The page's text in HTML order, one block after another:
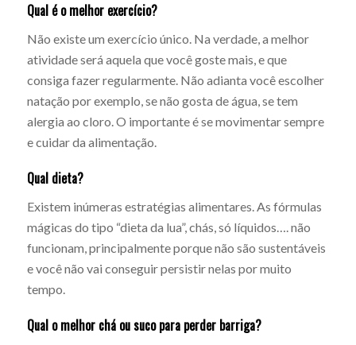
Qual é o melhor exercício?
Não existe um exercício único. Na verdade, a melhor
atividade será aquela que você goste mais, e que
consiga fazer regularmente. Não adianta você escolher
natação por exemplo, se não gosta de água, se tem
alergia ao cloro. O importante é se movimentar sempre
e cuidar da alimentação.
Qual dieta?
Existem inúmeras estratégias alimentares. As fórmulas
mágicas do tipo “dieta da lua”, chás, só líquidos…. não
funcionam, principalmente porque não são sustentáveis
e você não vai conseguir persistir nelas por muito
tempo.
Qual o melhor chá ou suco para perder barriga?